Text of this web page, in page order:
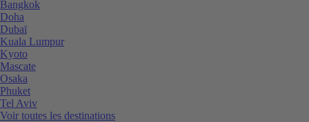
Bangkok
Doha
Dubaï
Kuala Lumpur
Kyoto
Mascate
Osaka
Phuket
Tel Aviv
Voir toutes les destinations